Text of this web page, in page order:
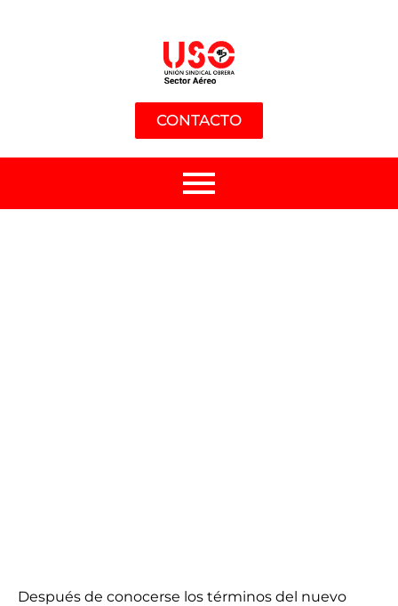
CONTACTO
Después de conocerse los términos del nuevo